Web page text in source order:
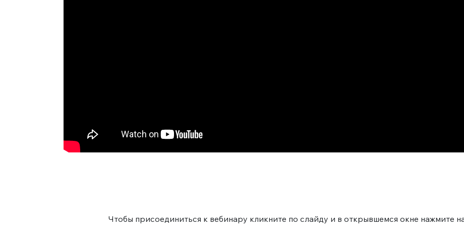
Чтобы присоединиться к вебинару кликните по слайду и в открывшемся окне нажмите